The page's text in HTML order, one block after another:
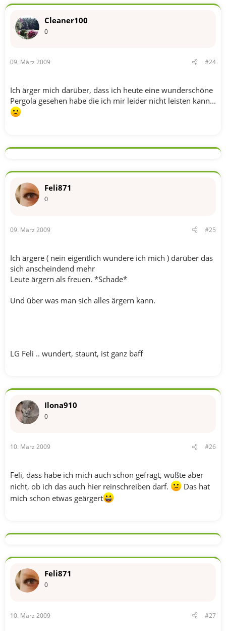
Cleaner100
0
09. März 2009 #24
Ich ärger mich darüber, dass ich heute eine wunderschöne
Pergola gesehen habe die ich mir leider nicht leisten kann...
Feli871
0
09. März 2009 #25
Ich ärgere ( nein eigentlich wundere ich mich ) darüber das
sich anscheindend mehr
Leute ärgern als freuen. *Schade*
Und über was man sich alles ärgern kann.
LG Feli .. wundert, staunt, ist ganz baff
Ilona910
0
10. März 2009 #26
Feli, dass habe ich mich auch schon gefragt, wußte aber
nicht, ob ich das auch hier reinschreiben darf.
Das hat
mich schon etwas geärgert
Feli871
0
10. März 2009 #27